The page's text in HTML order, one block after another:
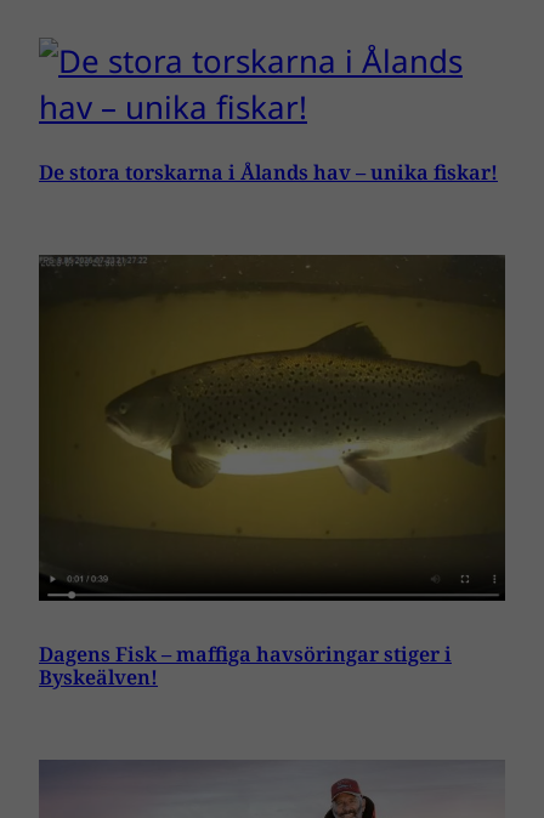
De stora torskarna i Ålands hav – unika fiskar!
Dagens Fisk – maffiga havsöringar stiger i
Byskeälven!